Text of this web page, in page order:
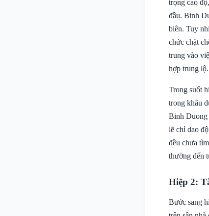
trọng cao
đầu. Binh
biên. Tuy
chức chặt
trung vào
hợp trung lộ.
Trong suốt
trong khâu
Binh Duong
lẽ chỉ dao
đều chưa
thường đến
Hiệp 2:
Bước sang